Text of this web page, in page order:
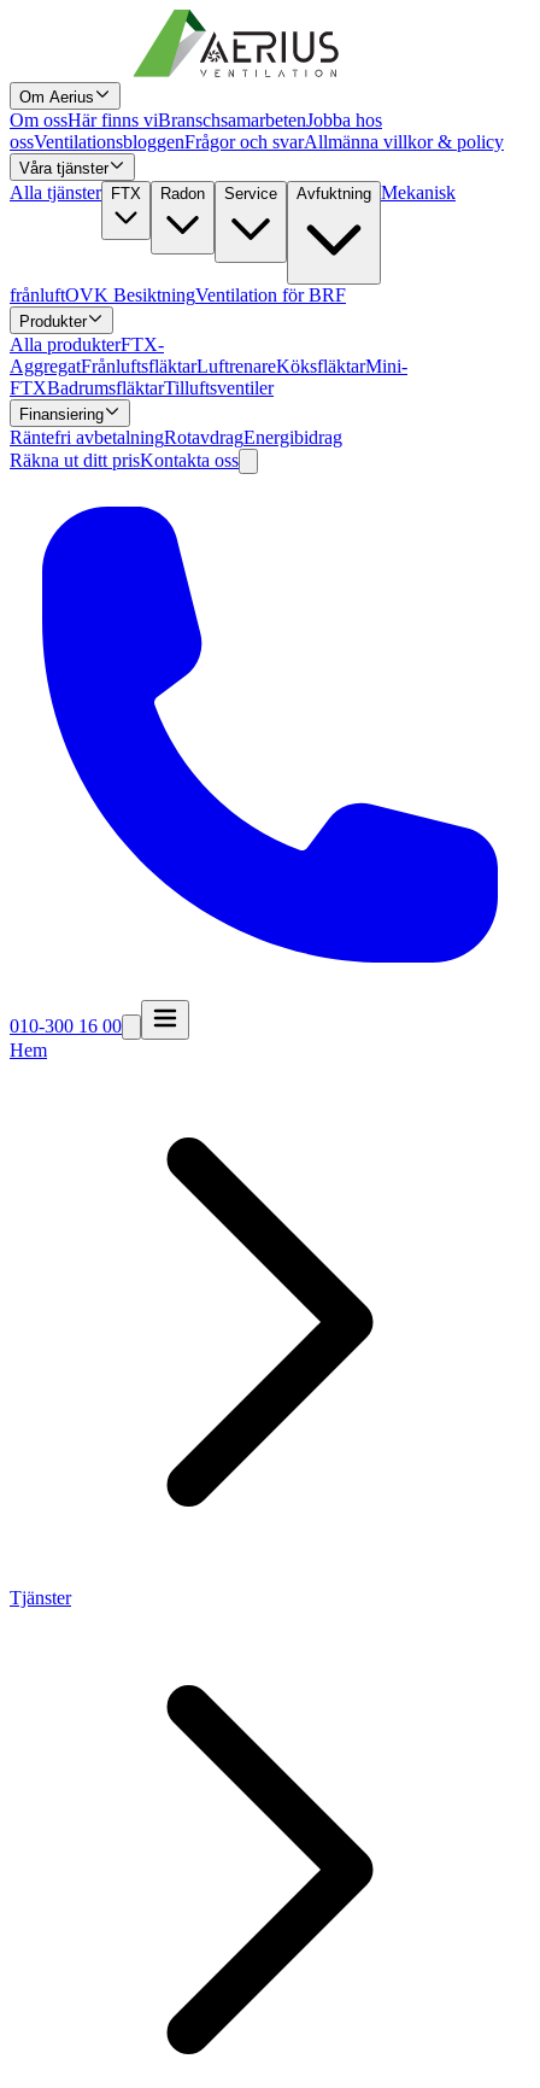
Om Aerius
Om ossHär finns viBranschsamarbetenJobba hos
ossVentilationsbloggenFrågor och svarAllmänna villkor & policy
Våra tjänster
Alla tjänster FTX Radon Service Avfuktning Mekanisk
frånluftOVK BesiktningVentilation för BRF
Produkter
Alla produkterFTX-
AggregatFrånluftsfläktarLuftrenareKöksfläktarMini-
FTXBadrumsfläktarTilluftsventiler
Finansiering
Räntefri avbetalningRotavdragEnergibidrag
Räkna ut ditt prisKontakta oss
010-300 16 00
Hem
Tjänster